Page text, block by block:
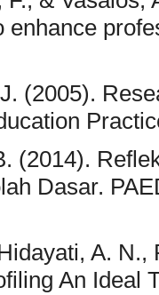
enhance
(2005).
(2014).
Dasar.
A. N.,
An Ideal